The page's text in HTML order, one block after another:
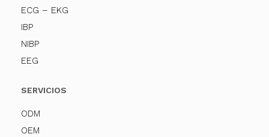
ECG – EKG
IBP
NIBP
EEG
SERVICIOS
ODM
OEM